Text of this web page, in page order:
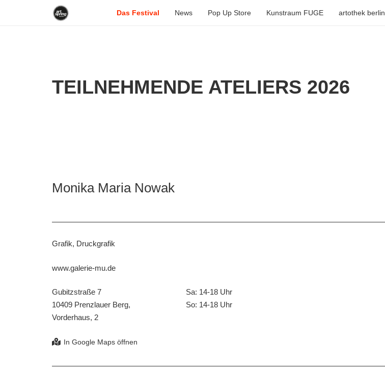
Das Festival News Pop Up Store Kunstraum FUGE artothek berlin
TEILNEHMENDE ATELIERS 2026
Monika Maria Nowak
Grafik, Druckgrafik
www.galerie-mu.de
Gubitzstraße 7
10409 Prenzlauer Berg,
Vorderhaus, 2
Sa: 14-18 Uhr
So: 14-18 Uhr